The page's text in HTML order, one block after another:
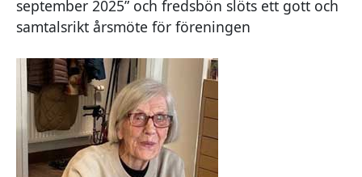
september 2025” och fredsbön slöts ett gott och
samtalsrikt årsmöte för föreningen